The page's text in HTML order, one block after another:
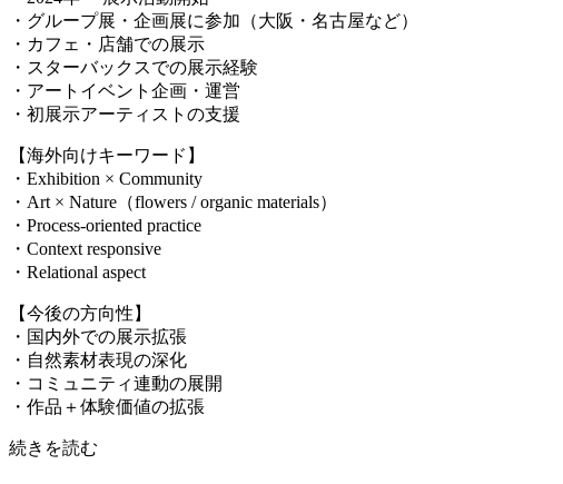
・グループ展・企画展に参加（大阪・名古屋など）
・カフェ・店舗での展示
・スターバックスでの展示経験
・アートイベント企画・運営
・初展示アーティストの支援
【海外向けキーワード】
・Exhibition × Community
・Art × Nature（flowers / organic materials）
・Process-oriented practice
・Context responsive
・Relational aspect
【今後の方向性】
・国内外での展示拡張
・自然素材表現の深化
・コミュニティ連動の展開
・作品＋体験価値の拡張
続きを読む